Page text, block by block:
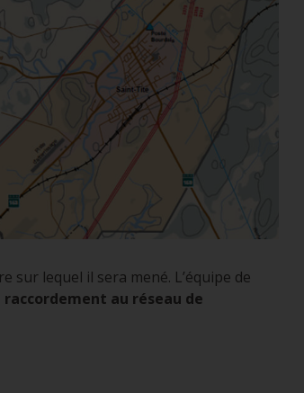
lequel il sera mené. L’équipe de
au réseau de